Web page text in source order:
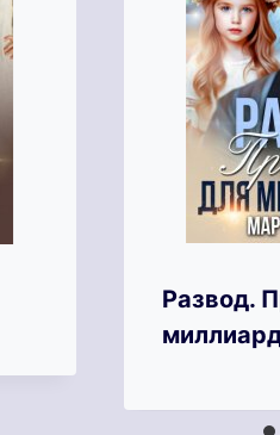
Развод.